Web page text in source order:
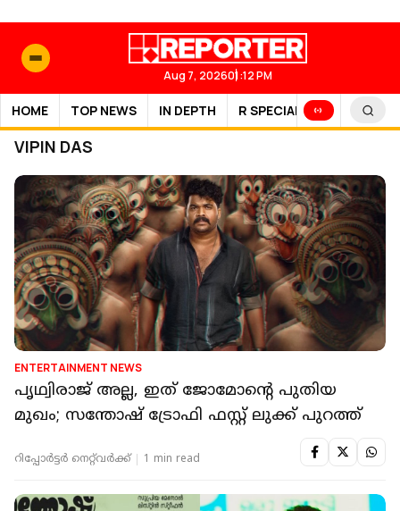
Aug 7, 202601:12 PM
HOME TOP NEWS IN DEPTH R SPECIAL SPORTS
VIPIN DAS
ENTERTAINMENT NEWS
പൃഥ്വിരാജ് അല്ല, ഇത് ജോമോന്റെ പുതിയ
മുഖം; സന്തോഷ് ട്രോഫി ഫസ്റ്റ് ലുക്ക് പുറത്ത്
റിപ്പോർട്ടർ നെറ്റ്‌വര്‍ക്ക്‌ 1 min read